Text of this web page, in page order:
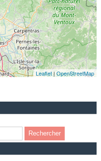
Leaflet|OpenStreetMap